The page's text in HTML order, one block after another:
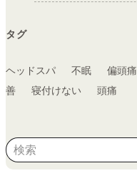
タグ
ヘッドスパ 不眠 偏頭痛
善
寝付けない 頭痛